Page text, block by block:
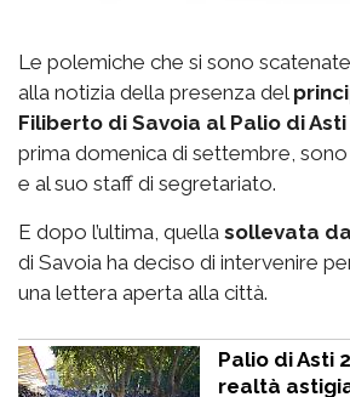
Le polemiche che si sono
alla notizia della presenza del
Filiberto di Savoia al Palio di Asti
prima domenica di settembre, sono
e al suo staff di segretariato.
E dopo l’ultima, quella sollevata
di Savoia ha deciso di intervenire
una lettera aperta alla città.
Palio di Asti
realtà